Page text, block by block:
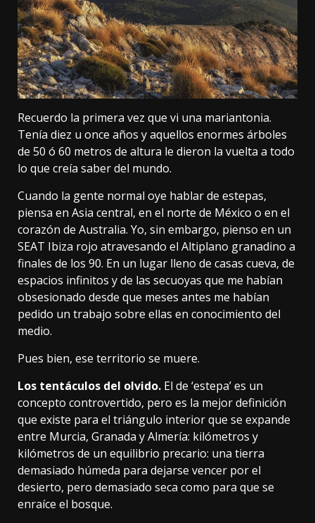
Recuerdo la primera vez que vi una mariantonia.
Tenía diez u once años y aquellos enormes árboles
de 50 ó 60 metros de altura le dieron la vuelta a todo
lo que creía saber del mundo.
Cuando la gente normal oye hablar de estepas,
piensa en Asia central, en el norte de México o en el
corazón de Australia. Yo, sin embargo, pienso en un
SEAT Ibiza rojo atravesando el Altiplano granadino a
finales de los 90. En un lugar lleno de casas cueva, de
espacios infinitos y de las secuoyas que me habían
obsesionado desde que meses antes me habían
pedido un trabajo sobre ellas en conocimiento del
medio.
Pues bien, ese territorio se muere.
Los tentáculos del olvido. El de ‘estepa’ es un
concepto controvertido, pero es la mejor definición
que existe para el triángulo interior que se expande
entre Murcia, Granada y Almería: kilómetros y
kilómetros de un equilibrio precario: una tierra
demasiado húmeda para dejarse vencer por el
desierto, pero demasiado seca como para que se
enraíce el bosque.